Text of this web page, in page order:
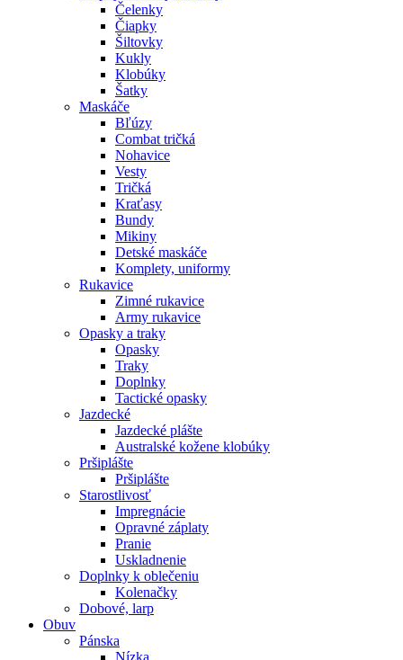
Čelenky
Čiapky
Šiltovky
Kukly
Klobúky
Šatky
Maskáče
Bľúzy
Combat tričká
Nohavice
Vesty
Tričká
Kraťasy
Bundy
Mikiny
Detské maskáče
Komplety, uniformy
Rukavice
Zimné rukavice
Army rukavice
Opasky a traky
Opasky
Traky
Doplnky
Tactické opasky
Jazdecké
Jazdecké plášte
Australské kožene klobúky
Pršiplášte
Pršiplášte
Starostlivosť
Impregnácie
Opravné záplaty
Pranie
Uskladnenie
Doplnky k oblečeniu
Kolenačky
Dobové, larp
Obuv
Pánska
Nízka